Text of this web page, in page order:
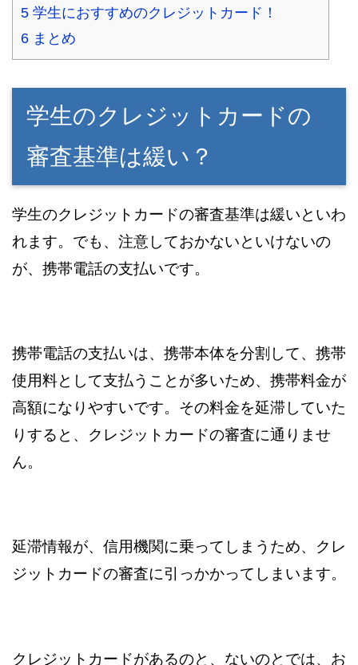
5 学生におすすめのクレジットカード！
6 まとめ
学生のクレジットカードの
審査基準は緩い？
学生のクレジットカードの審査基準は緩いといわ
れます。でも、注意しておかないといけないの
が、携帯電話の支払いです。
携帯電話の支払いは、携帯本体を分割して、携帯
使用料として支払うことが多いため、携帯料金が
高額になりやすいです。その料金を延滞していた
りすると、クレジットカードの審査に通りませ
ん。
延滞情報が、信用機関に乗ってしまうため、クレ
ジットカードの審査に引っかかってしまいます。
クレジットカードがあるのと、ないのとでは、お